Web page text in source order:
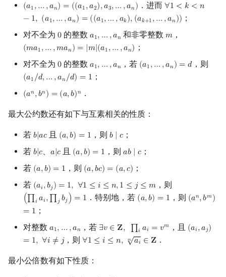
(𝑎1,… ,𝑎𝑛) = ((𝑎1,𝑎2),𝑎3,… ,𝑎𝑛)
(a1,…,an)=( (a1 ,a2),a3,…,an ) ．进而∀1 < 𝑘 < 𝑛
− 1, (𝑎1,… ,𝑎𝑛) = ((𝑎1,… ,𝑎𝑘), (𝑎𝑘+1,… ,𝑎𝑛))
∀1<k<n −1 (a
；
对不全为 0
0 的整数 𝑎1, … ,𝑎𝑛
a1, …, an 和非零整数𝑚
m ，
(𝑚𝑎1,… ,𝑚𝑎𝑛) = |𝑚|(𝑎1,… ,𝑎𝑛)
(ma1,…,man)=| m (a1 ,…,a n)
；
对不全为 0
0 的整数 𝑎1, … ,𝑎𝑛
a1, …, an ，若 (𝑎1,… ,𝑎𝑛) = 𝑑
(a1,…,an)=d ，则
(𝑎1/𝑑,… ,𝑎𝑛/𝑑) = 1
(a1/d,…, an/d)=1 ；
(𝑎𝑛,𝑏𝑛) = (𝑎,𝑏)𝑛
(an,bn) =(a ,b)n ．
最大公约数还有如下与互素相关的性质：
若 𝑏|𝑎𝑐
b |ac
且 (𝑎,𝑏) = 1
(a,b)=1 ，则 𝑏 ∣ 𝑐
b c ；
若 𝑏|𝑐
b |c、𝑎|𝑐
a |c 且 (𝑎,𝑏) = 1
(a,b)=1 ，则𝑎𝑏 ∣ 𝑐
ab c ；
若 (𝑎,𝑏) = 1
(a,b)=1 ，则 (𝑎,𝑏𝑐) = (𝑎,𝑐)
(a,bc) =(a ,c)
；
若 (𝑎𝑖,𝑏𝑗) = 1, ∀1 ≤ 𝑖 ≤ 𝑛,1 ≤ 𝑗 ≤ 𝑚
(ai,bj)= 1, ∀1 i≤n ,1≤j ≤m ，则
(∏𝑖 𝑎𝑖,∏𝑗 𝑏𝑗) = 1
( ∏iai,∏j bj)=1 ．特别地，若 (𝑎,𝑏) = 1
(a,b)=1 ，则 (𝑎𝑛,𝑏𝑚)
= 1
(an,bm)
；
对整数 𝑎1, … ,𝑎𝑛
a1, …, an ，若 ∃𝑣 ∈ 𝐙, ∏𝑖 𝑎𝑖 = 𝑣𝑚
∃v ∈ Z, ∏ ai= vm ，且 (𝑎𝑖,𝑎𝑗)
= 1, ∀𝑖 ≠ 𝑗
(ai,aj)=
，则∀1 ≤ 𝑖 ≤ 𝑛, 𝑚
√𝑎𝑖 ∈ 𝐙
∀1≤i≤ n , a im ∈Z ．
最小公倍数有如下性质：